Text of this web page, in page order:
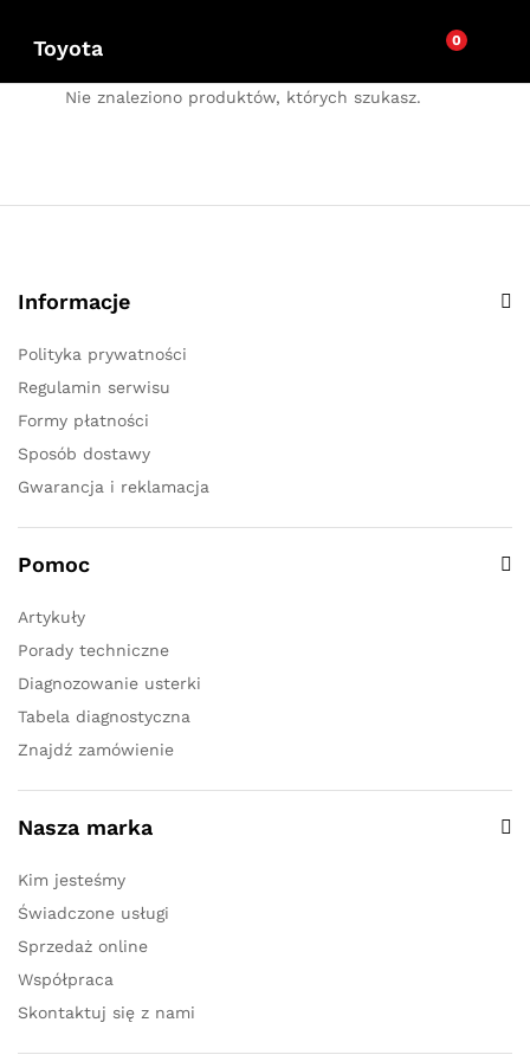
Toyota 0
Nie znaleziono produktów, których szukasz.
Informacje
Polityka prywatności
Regulamin serwisu
Formy płatności
Sposób dostawy
Gwarancja i reklamacja
Pomoc
Artykuły
Porady techniczne
Diagnozowanie usterki
Tabela diagnostyczna
Znajdź zamówienie
Nasza marka
Kim jesteśmy
Świadczone usługi
Sprzedaż online
Współpraca
Skontaktuj się z nami